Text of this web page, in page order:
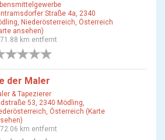
Straße 4a, 2340
Niederösterreich, Österreich
ansehen)
km entfernt
der Maler
& Tapezierer
53, 2340 Mödling,
Österreich (Karte
km entfernt